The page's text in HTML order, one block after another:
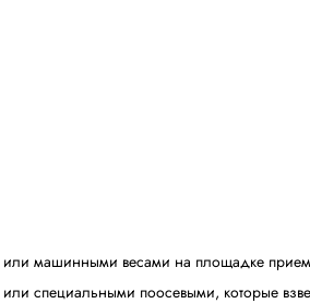
или машинными весами на площадке
специальными поосевыми, которые